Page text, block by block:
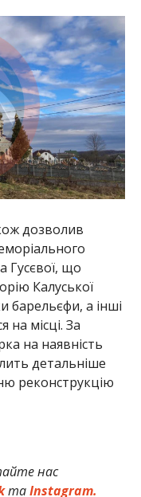
дозволив
Гусєвої, що
Калуської
барельєфи, а інші
місці. За
на наявність
детальніше
реконструкцію
нас
таInstagram.